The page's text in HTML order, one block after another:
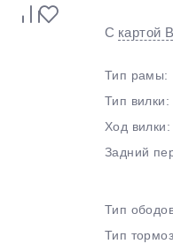
С картой
Тип рамы:
Тип вилки:
Ход вилки:
Задний
Тип
Тип
переплат